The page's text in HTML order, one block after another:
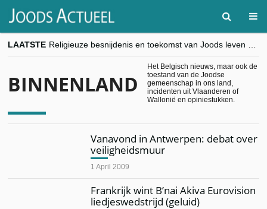
LAATSTE
“Besnijdenisdebat toont hoe moeilijk seculiere Westen minderheden begrijpt”, Jinnih Beels (Vooruit)
CITYTRIP | ROEMENIË – Boekarest: de verrassing van Oost-Europa
BINNENLAND
Het Belgisch nieuws, maar ook de
toestand van de Joodse
gemeenschap in ons land,
incidenten uit Vlaanderen of
Wallonië en opiniestukken.
Vanavond in Antwerpen: debat over
veiligheidsmuur
1 April 2009
Frankrijk wint B’nai Akiva Eurovision
liedjeswedstrijd (geluid)